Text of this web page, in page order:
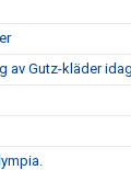
av Gutz-kläder